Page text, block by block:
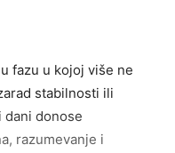
fazu u kojoj više ne
stabilnosti ili
dani donose
razumevanje i